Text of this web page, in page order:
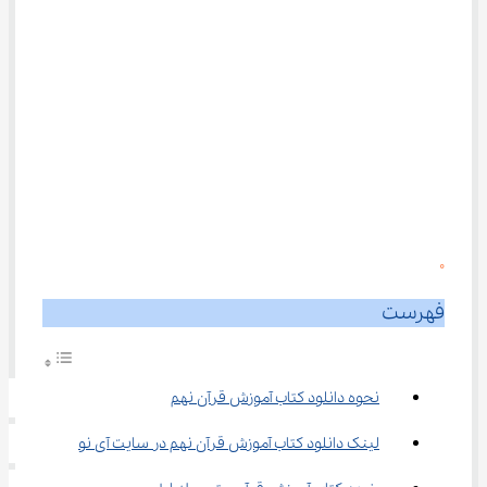
0
فهرست
نحوه دانلود کتاب آموزش قرآن نهم
لینک دانلود کتاب آموزش قرآن نهم در سایت آی نو